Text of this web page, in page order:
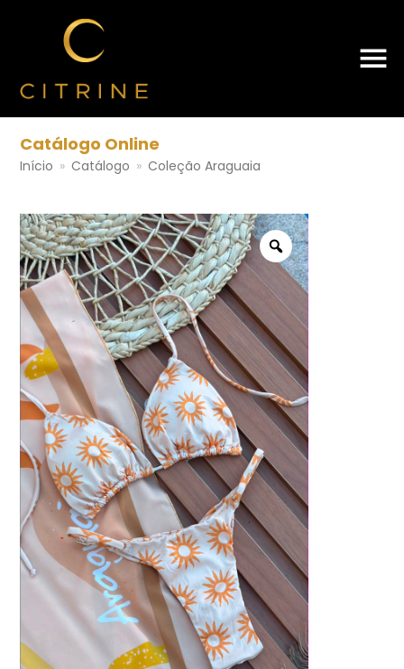
Catálogo Online
Início » Catálogo » Coleção Araguaia